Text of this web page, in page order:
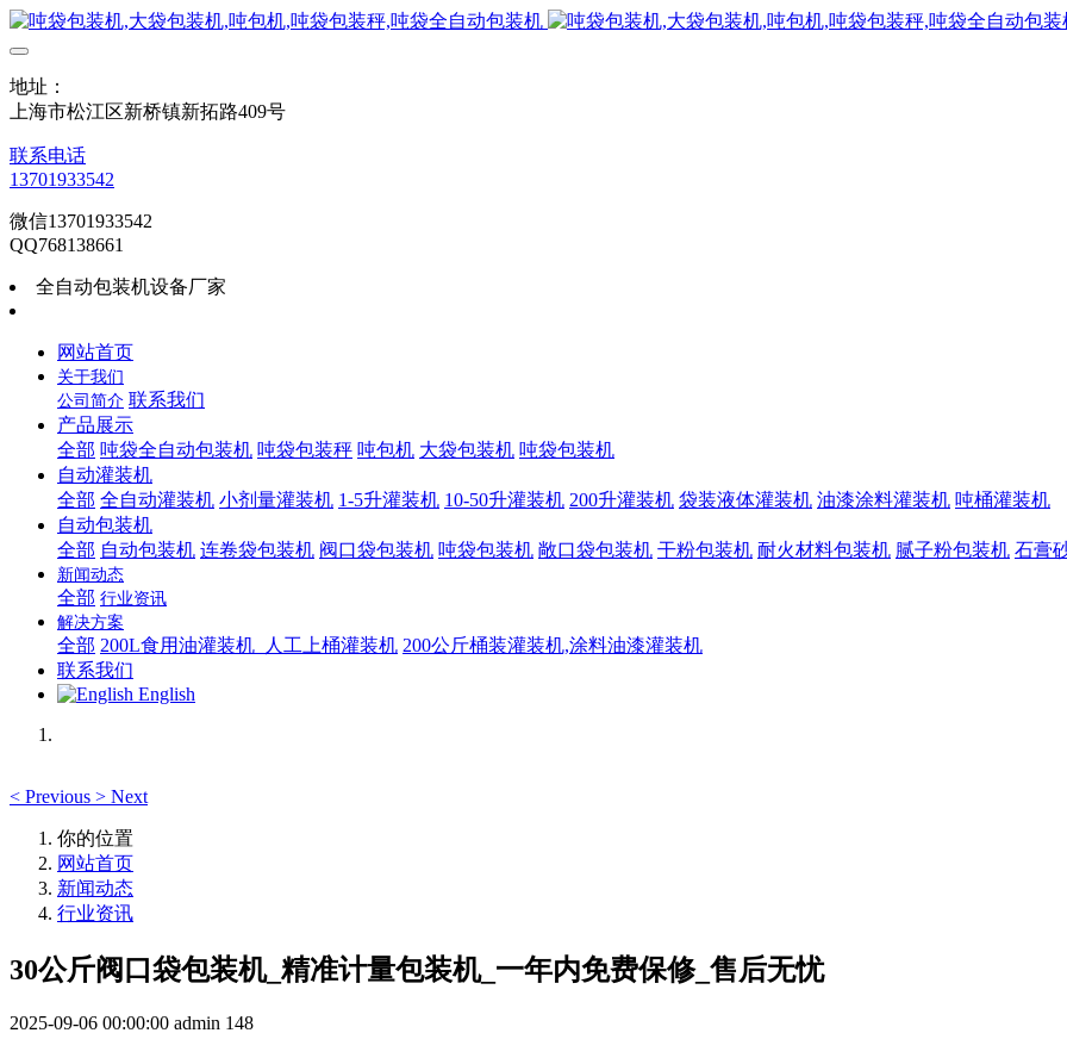
地址：
上海市松江区新桥镇新拓路409号
联系电话
13701933542
微信13701933542
QQ768138661
全自动包装机设备厂家
网站首页
关于我们
公司简介 联系我们
产品展示
全部 吨袋全自动包装机 吨袋包装秤 吨包机 大袋包装机 吨袋包装机
自动灌装机
全部 全自动灌装机 小剂量灌装机 1-5升灌装机 10-50升灌装机 200升灌装机 袋装液体灌装机 油漆涂料灌装机 吨桶灌装机
自动包装机
全部 自动包装机 连卷袋包装机 阀口袋包装机 吨袋包装机 敞口袋包装机 干粉包装机 耐火材料包装机 腻子粉包装机 石膏
新闻动态
全部 行业资讯
解决方案
全部 200L食用油灌装机_人工上桶灌装机 200公斤桶装灌装机,涂料油漆灌装机
联系我们
English
< Previous > Next
你的位置
网站首页
新闻动态
行业资讯
30公斤阀口袋 包装机_精准计量 包装机_一年内免费保修_售后无忧
2025-09-06 00:00:00 admin 148